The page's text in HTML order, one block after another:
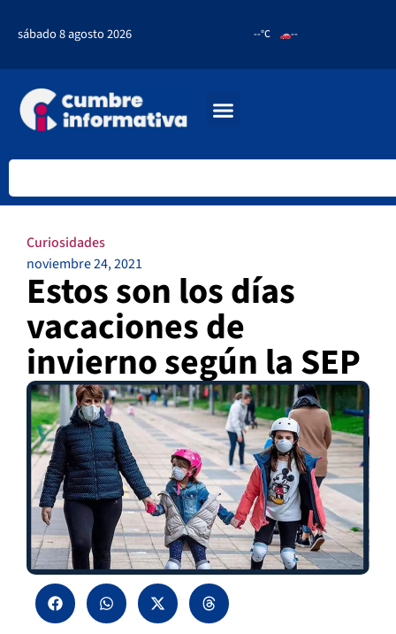
sábado 8 agosto 2026 --°C --
Curiosidades
noviembre 24, 2021
Estos son los días
vacaciones de
invierno según la SEP